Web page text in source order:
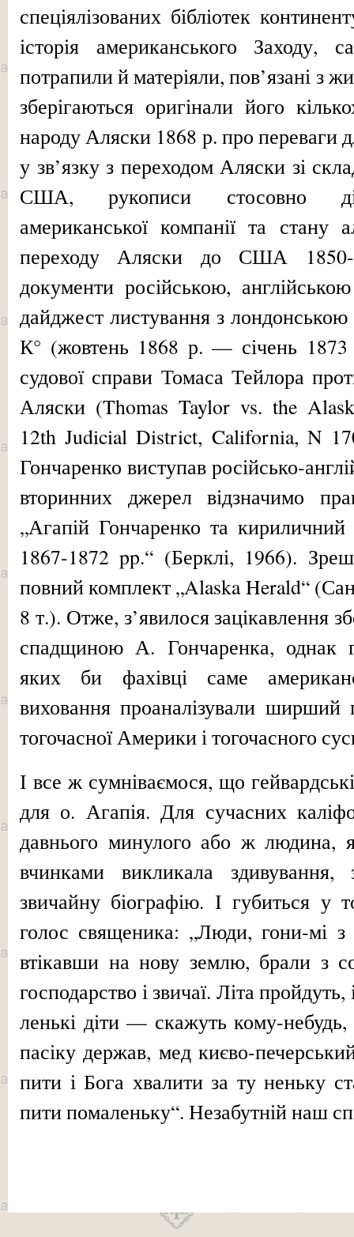
спеціялізованих бібліотек
історія американського
потрапили й матеріяли, пов’язані з
збері­гаються оригінали його
народу Аляски 1868 р. про переваги
у зв’язку з переходом Аляски зі
США, рукописи стосовно
американської компанії та стану
переходу Аляски до США
документи російською,
дайджест лис­тування з
К° (жовтень 1868 р. — січень 1873
судової справи Томаса Тейлора
Аляски (Thomas Taylor vs. the
12th Judicial District, California, N
Гончаренко виступав російсько-
вторинних джерел відзначимо
„Агапій Гончаренко та
1867-1872 pp.“ (Берклі, 1966).
повний комплект „Alaska Herald“
8 т.). Отже, з’явилося зацікавлення
спадщиною А. Гончаренка, однак
яких би фахівці саме
виховання проаналізували ширший
тогочасної Америки і тогочасного
І все ж сумніваємося, що
для о. Агапія. Для сучас­них
давнього минулого або ж людина,
вчинками викликала здиву­вання,
звичайну біографію. І губить­ся у
голос священика: „Люди, гони-мі з
втікавши на нову зем­лю, брали з
господарство і звичаї. Літа
ленькі діти — скажуть кому-
пасіку держав, мед києво-
пити і Бога хвалити за ту неньку
пити помаленьку“. Незабутній наш